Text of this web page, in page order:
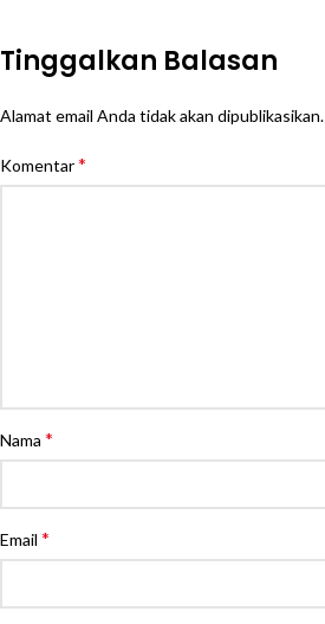
Tinggalkan Balasan
Alamat email Anda tidak akan dipublikasikan.
Komentar*
Nama *
Email *